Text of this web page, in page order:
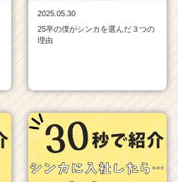
2025.05.30
25卒の僕がシンカを選んだ３つの
理由